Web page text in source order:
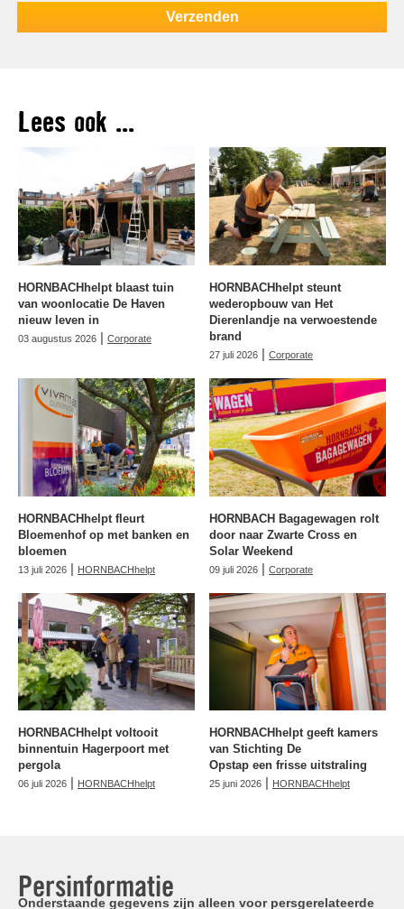
Lees ook ...
HORNBACHhelpt blaast tuin
van woonlocatie De Haven
nieuw leven in
03 augustus 2026 | Corporate
HORNBACHhelpt steunt
wederopbouw van Het
Dierenlandje na verwoestende
brand
27 juli 2026 | Corporate
HORNBACHhelpt fleurt
Bloemenhof op met banken en
bloemen
13 juli 2026 | HORNBACHhelpt
HORNBACH Bagagewagen rolt
door naar Zwarte Cross en
Solar Weekend
09 juli 2026 | Corporate
HORNBACHhelpt voltooit
binnentuin Hagerpoort met
pergola
06 juli 2026 | HORNBACHhelpt
HORNBACHhelpt geeft kamers
van Stichting De
Opstap een frisse uitstraling
25 juni 2026 | HORNBACHhelpt
Persinformatie
Onderstaande gegevens zijn alleen voor persgerelateerde